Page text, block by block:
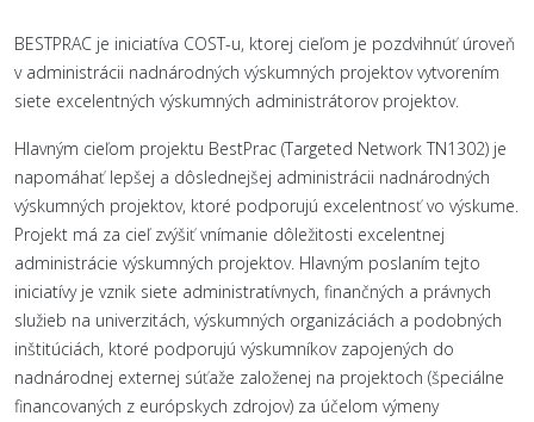
BESTPRAC je iniciatíva COST-u, ktorej cieľom je pozdvihnúť úroveň
v administrácii nadnárodných výskumných projektov vytvorením
siete excelentných výskumných administrátorov projektov.
Hlavným cieľom projektu BestPrac (Targeted Network TN1302) je
napomáhať lepšej a dôslednejšej administrácii nadnárodných
výskumných projektov, ktoré podporujú excelentnosť vo výskume.
Projekt má za cieľ zvýšiť vnímanie dôležitosti excelentnej
administrácie výskumných projektov. Hlavným poslaním tejto
iniciatívy je vznik siete administratívnych, finančných a právnych
služieb na univerzitách, výskumných organizáciách a podobných
inštitúciách, ktoré podporujú výskumníkov zapojených do
nadnárodnej externej súťaže založenej na projektoch (špeciálne
financovaných z európskych zdrojov) za účelom výmeny